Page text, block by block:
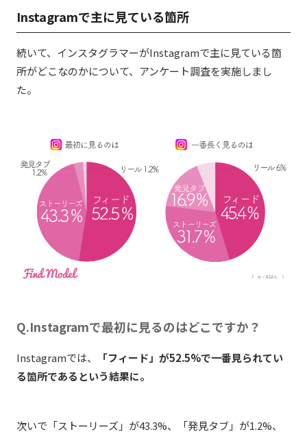
Instagramで主に見ている箇所
続いて、インスタグラマーがInstagramで主に見ている箇
所がどこなのかについて、アンケート調査を実施しまし
た。
Q.Instagramで最初に見るのはどこですか？
Instagramでは、
「フィード」が52.5%で一番見られてい
る箇所であるという結果に。
次いで「ストーリーズ」が43.3%、「発見タブ」が1.2%、